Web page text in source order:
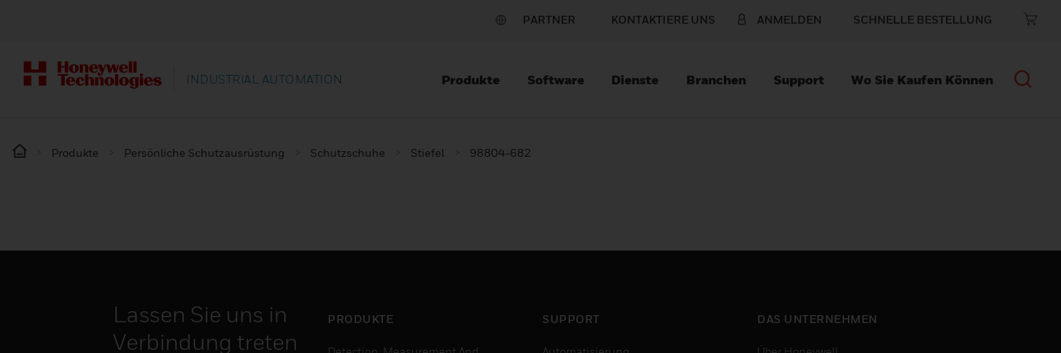
PARTNER KONTAKTIERE UNS ANMELDEN SCHNELLE BESTELLUNG
INDUSTRIAL AUTOMATION Produkte Software Dienste Branchen Support Wo Sie Kaufen Können
Produkte Persönliche Schutzausrüstung Schutzschuhe Stiefel 98804-682
Lassen Sie uns in
Verbindung treten
PRODUKTE SUPPORT DAS UNTERNEHMEN